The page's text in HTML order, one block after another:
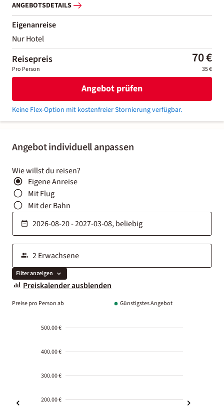
Angebot individuell anpassen
Wie willst du reisen?
Eigene Anreise
Mit Flug
Mit der Bahn
Filter anzeigen
Preiskalender ausblenden
Preise pro Person ab Günstigstes Angebot
500.00 €
400.00 €
300.00 €
200.00 €
ANGEBOTSDETAILS
Eigenanreise
Nur Hotel
Reisepreis 70 €
Pro Person 35 €
Angebot prüfen
Keine Flex-Option mit kostenfreier Stornierung verfügbar.